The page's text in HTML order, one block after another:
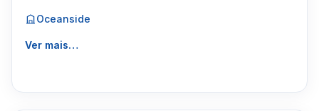
Oceanside
Ver mais…